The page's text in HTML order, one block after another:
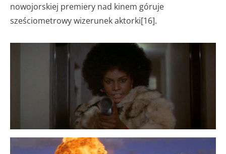
nowojorskiej premiery nad kinem góruje
sześciometrowy wizerunek aktorki[16].